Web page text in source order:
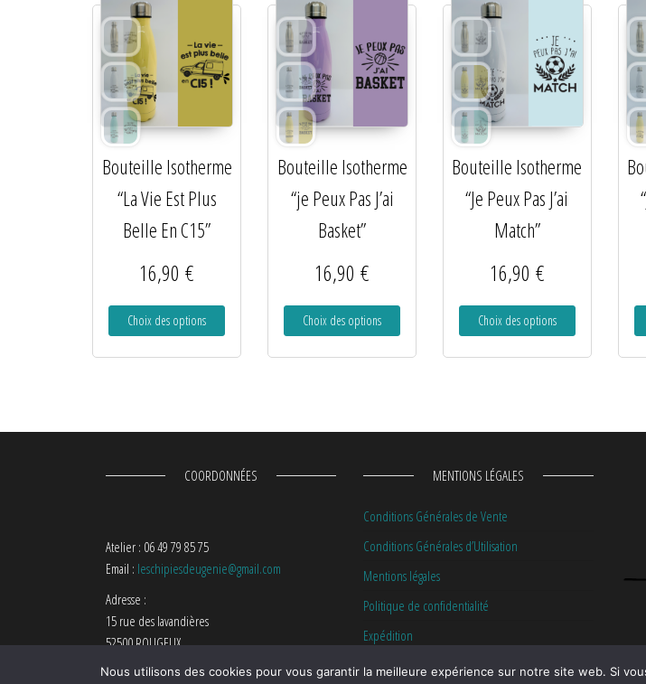
Bouteille Isotherme
“La Vie Est Plus
Belle En C15”
16,90€
Choix des options
Bouteille Isotherme
“je Peux Pas J’ai
Basket”
16,90€
Choix des options
Bouteille Isotherme
“Je Peux Pas J’ai
Match”
16,90 €
Choix des options
COORDONNÉES
Atelier : 06 49 79 85 75
Email : leschipiesdeugenie@gmail.com
Adresse :
15 rue des lavandières
52500 ROUGEUX
MENTIONS LÉGALES
Conditions Générales de Vente
Conditions Générales d’Utilisation
Mentions légales
Politique de confidentialité
Expédition
Nous utilisons des cookies pour vous garantir la meilleure expérience sur notre site web. Si